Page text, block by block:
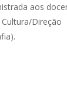
aos